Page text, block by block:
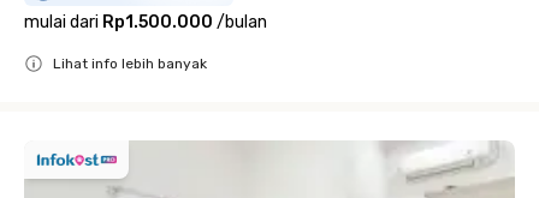
mulai dari Rp1.500.000 /bulan
Lihat info lebih banyak